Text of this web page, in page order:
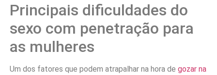
Principais dificuldades do
sexo com penetração para
as mulheres
Um dos fatores que podem atrapalhar na hora de gozar na